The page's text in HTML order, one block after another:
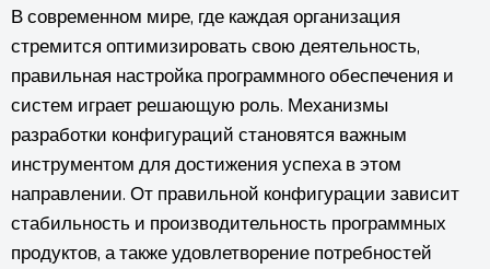
В современном мире, где каждая организация
стремится оптимизировать свою деятельность,
правильная настройка программного обеспечения и
систем играет решающую роль. Механизмы
разработки конфигураций становятся важным
инструментом для достижения успеха в этом
направлении. От правильной конфигурации зависит
стабильность и производительность программных
продуктов, а также удовлетворение потребностей